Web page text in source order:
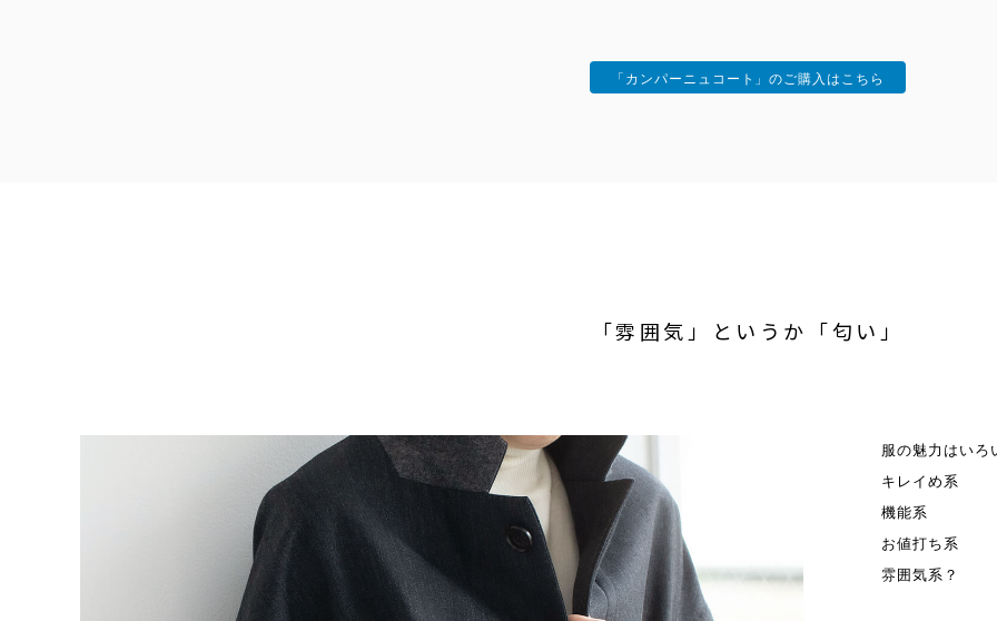
「カンパーニュコート」のご購入はこちら
「雰囲気」というか「匂い」
服の魅力はいろ
キレイめ系
機能系
お値打ち系
雰囲気系？